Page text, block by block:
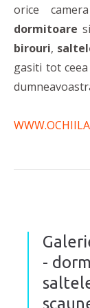
orice
dormitoare si
birouri,
gasiti tot
-